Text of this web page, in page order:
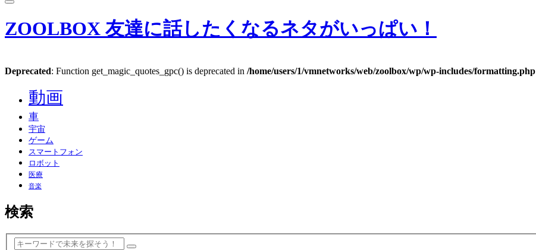
ZOOLBOX 友達に話したくなるネタがいっぱい！
Deprecated: Function get_magic_quotes_gpc() is deprecated in /home/users/1/vmnetworks/web/zoolbox/wp/wp-includes/formatting.php
動画
車
宇宙
ゲーム
スマートフォン
ロボット
医療
音楽
検索